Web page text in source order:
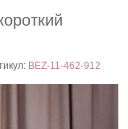
BEZ-11-462-912